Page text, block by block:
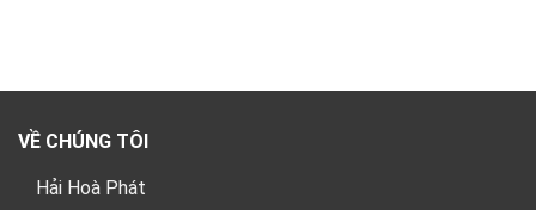
VỀ CHÚNG TÔI
Hải Hoà Phát